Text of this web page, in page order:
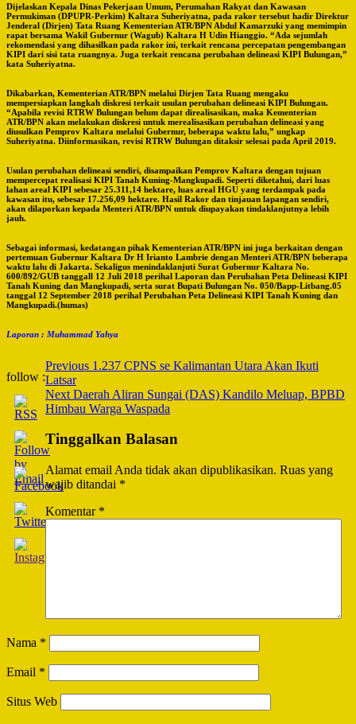
Dijelaskan Kepala Dinas Pekerjaan Umum, Perumahan Rakyat dan Kawasan
Permukiman (DPUPR-Perkim) Kaltara Suheriyatna, pada rakor tersebut hadir Direktur
Jenderal (Dirjen) Tata Ruang Kementerian ATR/BPN Abdul Kamarzuki yang memimpin
rapat bersama Wakil Gubernur (Wagub) Kaltara H Udin Hianggio. “Ada sejumlah
rekomendasi yang dihasilkan pada rakor ini, terkait rencana percepatan pengembangan
KIPI dari sisi tata ruangnya. Juga terkait rencana perubahan delineasi KIPI Bulungan,”
kata Suheriyatna.
Dikabarkan, Kementerian ATR/BPN melalui Dirjen Tata Ruang mengaku
mempersiapkan langkah diskresi terkait usulan perubahan delineasi KIPI Bulungan.
“Apabila revisi RTRW Bulungan belum dapat direalisasikan, maka Kementerian
ATR/BPN akan melakukan diskresi untuk merealisasikan perubahan delineasi yang
diusulkan Pemprov Kaltara melalui Gubernur, beberapa waktu lalu,” ungkap
Suheriyatna. Diinformasikan, revisi RTRW Bulungan ditaksir selesai pada April 2019.
Usulan perubahan delineasi sendiri, disampaikan Pemprov Kaltara dengan tujuan
mempercepat realisasi KIPI Tanah Kuning-Mangkupadi. Seperti diketahui, dari luas
lahan areal KIPI sebesar 25.311,14 hektare, luas areal HGU yang terdampak pada
kawasan itu, sebesar 17.256,09 hektare. Hasil Rakor dan tinjauan lapangan sendiri,
akan dilaporkan kepada Menteri ATR/BPN untuk diupayakan tindaklanjutnya lebih
jauh.
Sebagai informasi, kedatangan pihak Kementerian ATR/BPN ini juga berkaitan dengan
pertemuan Gubernur Kaltara Dr H Irianto Lambrie dengan Menteri ATR/BPN beberapa
waktu lalu di Jakarta. Sekaligus menindaklanjuti Surat Gubernur Kaltara No.
600/892/GUB tanggall 12 Juli 2018 perihal Laporan dan Perubahan Peta Delineasi KIPI
Tanah Kuning dan Mangkupadi, serta surat Bupati Bulungan No. 050/Bapp-Litbang.05
tanggal 12 September 2018 perihal Perubahan Peta Delineasi KIPI Tanah Kuning dan
Mangkupadi.(humas)
Laporan : Muhammad Yahya
follow :
Post
Navigation
Previous 1.237 CPNS se Kalimantan Utara Akan Ikuti
Latsar
Next Daerah Aliran Sungai (DAS) Kandilo Meluap, BPBD
Himbau Warga Waspada
Tinggalkan Balasan
Alamat email Anda tidak akan dipublikasikan. Ruas yang
wajib ditandai *
Komentar *
Nama *
Email *
Situs Web